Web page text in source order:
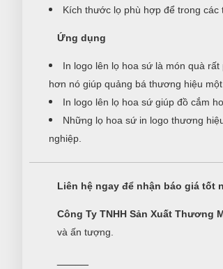
Kích thước lọ phù hợp để trong
Ứng dụng
In logo lên lọ hoa sứ là món quà
hơn nó giúp quảng bá thương hiệu
In logo lên lọ hoa sứ giúp đồ cắm
Những lọ hoa sứ in logo thương
nghiệp.
Liên hệ ngay để nhận báo giá tốt
Công Ty TNHH Sản Xuất Thương
và ấn tượng.